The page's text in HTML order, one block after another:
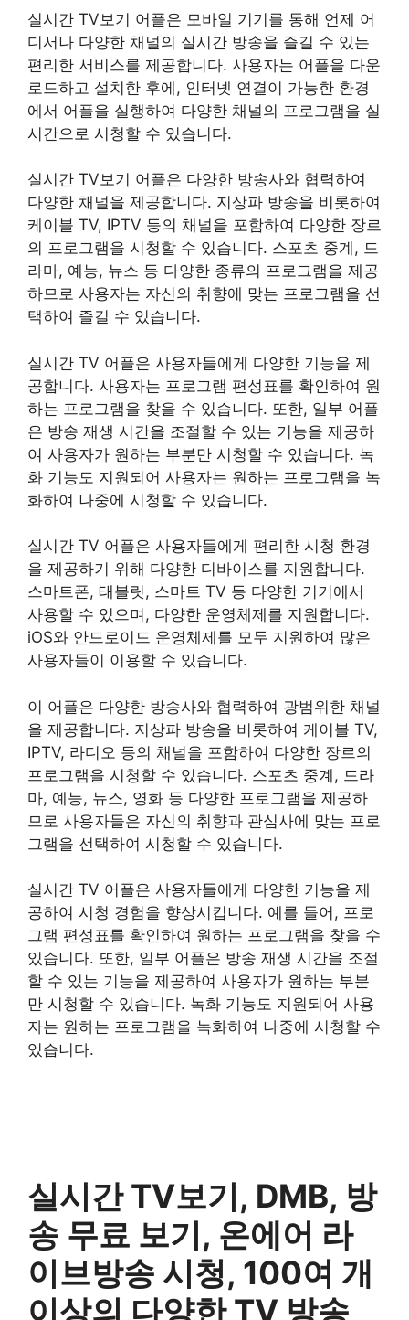
실시간 TV보기 어플은 모바일 기기를 통해 언제 어
디서나 다양한 채널의 실시간 방송을 즐길 수 있는
편리한 서비스를 제공합니다. 사용자는 어플을 다운
로드하고 설치한 후에, 인터넷 연결이 가능한 환경
에서 어플을 실행하여 다양한 채널의 프로그램을 실
시간으로 시청할 수 있습니다.
실시간 TV보기 어플은 다양한 방송사와 협력하여
다양한 채널을 제공합니다. 지상파 방송을 비롯하여
케이블 TV, IPTV 등의 채널을 포함하여 다양한 장르
의 프로그램을 시청할 수 있습니다. 스포츠 중계, 드
라마, 예능, 뉴스 등 다양한 종류의 프로그램을 제공
하므로 사용자는 자신의 취향에 맞는 프로그램을 선
택하여 즐길 수 있습니다.
실시간 TV 어플은 사용자들에게 다양한 기능을 제
공합니다. 사용자는 프로그램 편성표를 확인하여 원
하는 프로그램을 찾을 수 있습니다. 또한, 일부 어플
은 방송 재생 시간을 조절할 수 있는 기능을 제공하
여 사용자가 원하는 부분만 시청할 수 있습니다. 녹
화 기능도 지원되어 사용자는 원하는 프로그램을 녹
화하여 나중에 시청할 수 있습니다.
실시간 TV 어플은 사용자들에게 편리한 시청 환경
을 제공하기 위해 다양한 디바이스를 지원합니다.
스마트폰, 태블릿, 스마트 TV 등 다양한 기기에서
사용할 수 있으며, 다양한 운영체제를 지원합니다.
iOS와 안드로이드 운영체제를 모두 지원하여 많은
사용자들이 이용할 수 있습니다.
이 어플은 다양한 방송사와 협력하여 광범위한 채널
을 제공합니다. 지상파 방송을 비롯하여 케이블 TV,
IPTV, 라디오 등의 채널을 포함하여 다양한 장르의
프로그램을 시청할 수 있습니다. 스포츠 중계, 드라
마, 예능, 뉴스, 영화 등 다양한 프로그램을 제공하
므로 사용자들은 자신의 취향과 관심사에 맞는 프로
그램을 선택하여 시청할 수 있습니다.
실시간 TV 어플은 사용자들에게 다양한 기능을 제
공하여 시청 경험을 향상시킵니다. 예를 들어, 프로
그램 편성표를 확인하여 원하는 프로그램을 찾을 수
있습니다. 또한, 일부 어플은 방송 재생 시간을 조절
할 수 있는 기능을 제공하여 사용자가 원하는 부분
만 시청할 수 있습니다. 녹화 기능도 지원되어 사용
자는 원하는 프로그램을 녹화하여 나중에 시청할 수
있습니다.
실시간 TV보기, DMB, 방
송 무료 보기, 온에어 라
이브방송 시청, 100여 개
이상의 다양한 TV 방송